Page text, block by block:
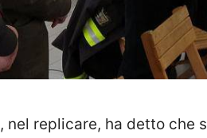
, nel replicare, ha detto che